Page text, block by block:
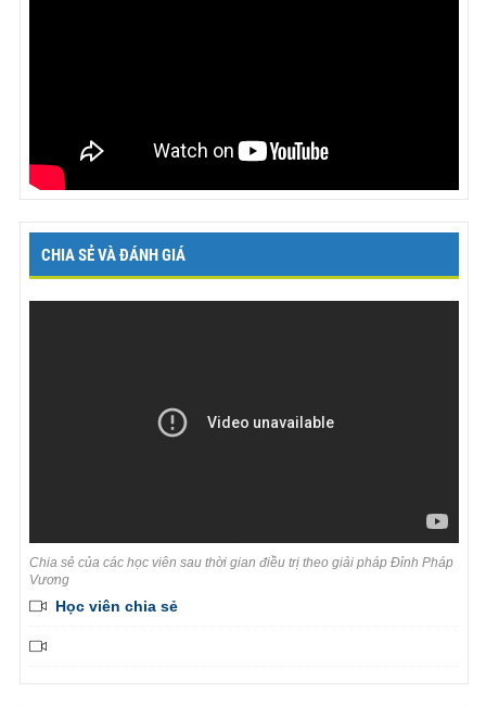
CHIA SẺ VÀ ĐÁNH GIÁ
Chia sẻ của các học viên sau thời gian điều trị theo giải pháp Đỉnh Pháp
Vương
Học viên chia sẻ